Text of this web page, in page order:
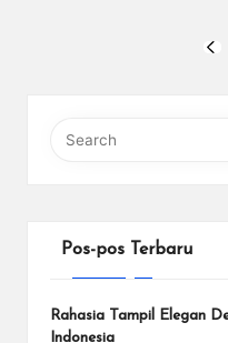
Pos-pos Terbaru
Rahasia Tampil Elegan
Indonesia